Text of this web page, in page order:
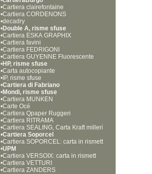
•Cartiera clairefontaine
•Cartiera CORDENONS
•decadry
•Double A, risme sfuse
•Cartiera ESKA GRAPHIX
•Cartiera favini
•Cartiera FEDRIGONI
•Cartiera GUYENNE Fluorescente
•HP, risme sfuse
•Carta autocopiante
• IP, risme sfuse
•Cartiera di Fabriano
•Mondi, risme sfuse
•Cartiera MUNKEN
•Carte Océ
•Cartiera Qpaper Ruggeri
•Cartiera RITRAMA
•Cartiera SEALING, Carta Kraft milleri
ghe
•Cartiera Soporcel
•Cartiera SOPORCEL: carta in rismett
e per fotocopie, stampe laser e ink je
t
•UPM
•Cartiera VERSOIX: carta in rismett
e per fotocopie, stampe laser, e ink j
et
•Cartiera VETTURI
•Cartiera ZANDERS